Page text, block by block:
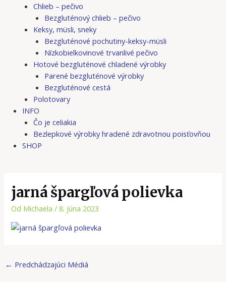
Chlieb – pečivo
Bezgluténový chlieb – pečivo
Keksy, müsli, sneky
Bezgluténové pochutiny-keksy-müsli
Nízkobielkovinové trvanlivé pečivo
Hotové bezgluténové chladené výrobky
Parené bezgluténové výrobky
Bezgluténové cestá
Polotovary
INFO
Čo je celiakia
Bezlepkové výrobky hradené zdravotnou poisťovňou
SHOP
jarná špargľová polievka
Od Michaela/8. júna 2023
← Predchádzajúci Médiá